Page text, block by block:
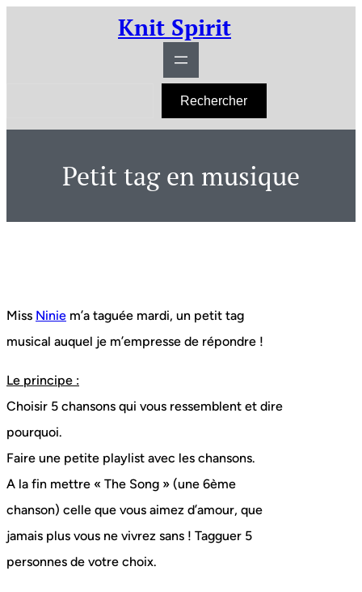
Knit Spirit
h
Rechercher
Petit tag en musique
Miss Ninie m’a taguée mardi, un petit tag
musical auquel je m’empresse de répondre !
Le principe :
Choisir 5 chansons qui vous ressemblent et dire
pourquoi.
Faire une petite playlist avec les chansons.
A la fin mettre « The Song » (une 6ème
chanson) celle que vous aimez d’amour, que
jamais plus vous ne vivrez sans ! Tagguer 5
personnes de votre choix.